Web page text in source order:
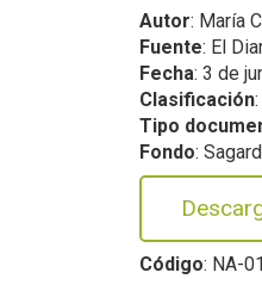
Autor: María
Fuente: El
Fecha: 3 de
Clasificación
Tipo
Fondo:
Código: NA-